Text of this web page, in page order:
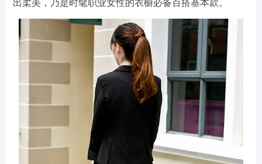
出柔美，乃是时髦职业女性的衣橱必备百搭基本款。